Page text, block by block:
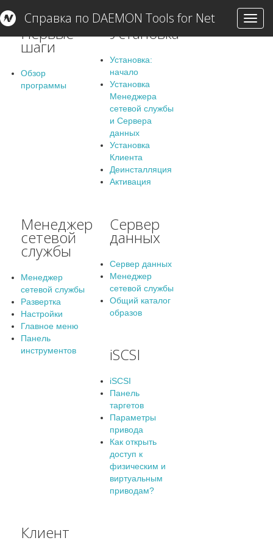
Справка по DAEMON Tools for Net
Первые
шаги
Обзор
программы
Установка
Установка:
начало
Установка
Менеджера
сетевой службы
и Сервера
данных
Установка
Клиента
Деинсталляция
Активация
Менеджер
сетевой
службы
Менеджер
сетевой службы
Развертка
Настройки
Главное меню
Панель
инструментов
Сервер
данных
Сервер данных
Менеджер
сетевой службы
Общий каталог
образов
iSCSI
iSCSI
Панель
таргетов
Параметры
привода
Как открыть
доступ к
физическим и
виртуальным
приводам?
Клиент